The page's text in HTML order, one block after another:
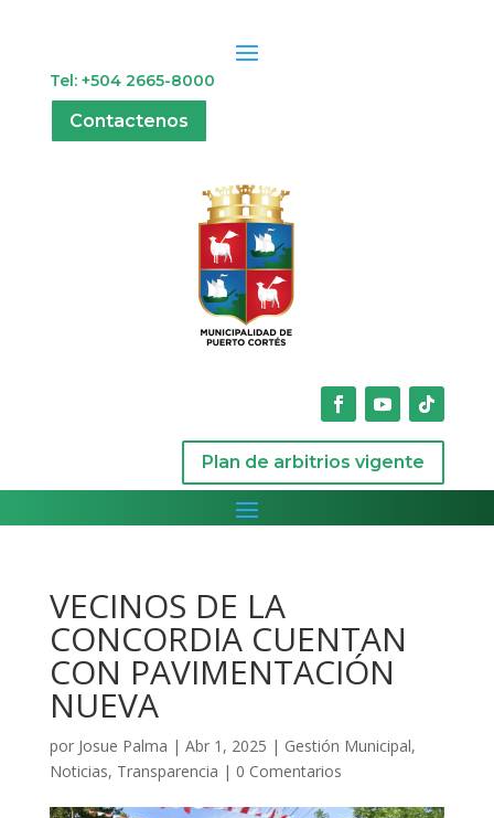
Tel: +504 2665-8000
Contactenos
Plan de arbitrios vigente
VECINOS DE LA
CONCORDIA CUENTAN
CON PAVIMENTACIÓN
NUEVA
por Josue Palma | Abr 1, 2025 | Gestión Municipal,
Noticias, Transparencia | 0 Comentarios